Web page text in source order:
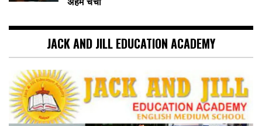
JACK AND JILL EDUCATION ACADEMY